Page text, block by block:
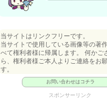
当サイトはリンクフリーです。
当サイトで使用している画像等の著
べて権利者様に帰属します。 何かご
ら、権利者様ご本人よりご連絡をお
す。
お問い合わせはコチラ
スポンサーリンク